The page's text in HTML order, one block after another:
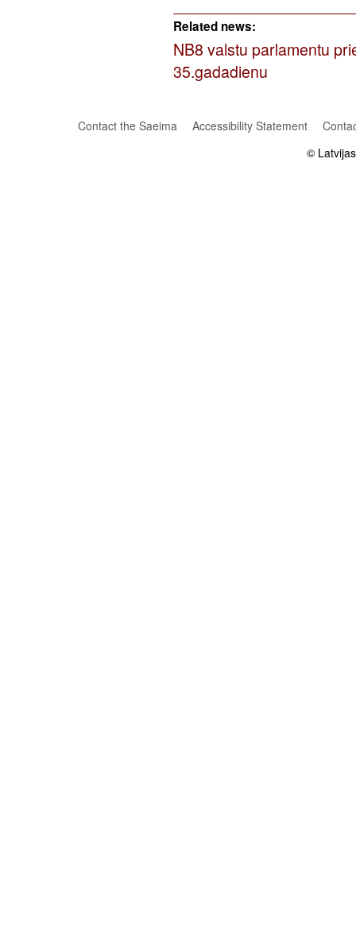
Related news:
NB8 valstu parlamentu
35.gadadienu
Contact the Saeima Accessibility Statement
©